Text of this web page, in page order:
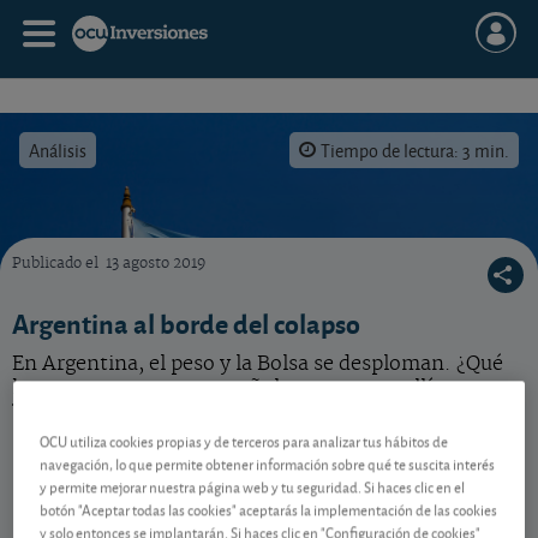
Análisis Tiempo de lectura: 3 min.
Tras la fuerte recesión de inicios del año pasado, las previsiones de crecimiento
Publicado el 13 agosto 2019
Argentina al borde del colapso
En Argentina, el peso y la Bolsa se desploman. ¿Qué
hacer con empresas españolas presentes allí como
Telefónica, Naturgy, BBVA, Prosegur o Dia?
Contenido reservado a SOCIOS
OCU utiliza cookies propias y de terceros para analizar tus hábitos de
navegación, lo que permite obtener información sobre qué te suscita interés
y permite mejorar nuestra página web y tu seguridad. Si haces clic en el
botón "Aceptar todas las cookies" aceptarás la implementación de las cookies
y solo entonces se implantarán. Si haces clic en "Configuración de cookies"